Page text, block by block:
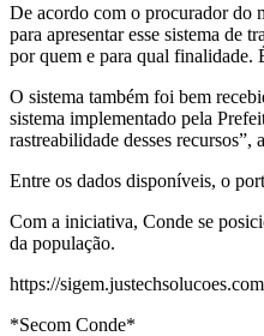
De acordo com o procurador do
para apresentar esse sistema de
por quem e para qual finalidade.
O sistema também foi bem
sistema implementado pela
rastreabilidade desses recursos”,
Entre os dados disponíveis, o
Com a iniciativa, Conde se
da população.
https://
*Secom Conde*